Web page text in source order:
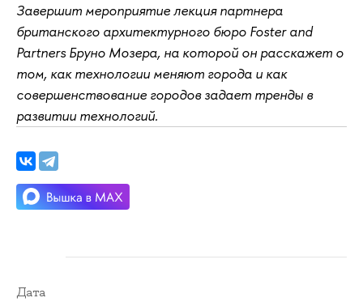
Завершит мероприятие лекция партнера
британского архитектурного бюро Foster and
Partners Бруно Мозера, на которой он расскажет о
том, как технологии меняют города и как
совершенствование городов задает тренды в
развитии технологий.
Дата